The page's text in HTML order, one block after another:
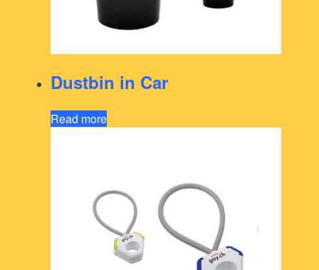
Dustbin in Car
Read more